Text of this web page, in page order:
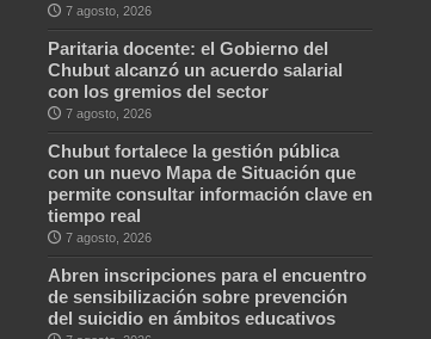
7 agosto, 2026
Paritaria docente: el Gobierno del
Chubut alcanzó un acuerdo salarial
con los gremios del sector
7 agosto, 2026
Chubut fortalece la gestión pública
con un nuevo Mapa de Situación que
permite consultar información clave en
tiempo real
7 agosto, 2026
Abren inscripciones para el encuentro
de sensibilización sobre prevención
del suicidio en ámbitos educativos